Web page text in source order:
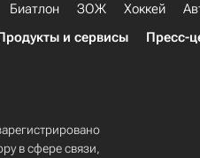
Биатлон ЗОЖ Хоккей
и сервисы Пресс-
в сфере связи,